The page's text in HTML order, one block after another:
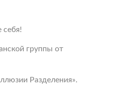
группы от
Разделения».